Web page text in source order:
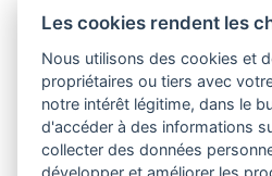
F. 0039 0 499229407
Facebook
Instagram
X
Les cookies rendent les
Nous utilisons des cookies et
propriétaires ou tiers avec
notre intérêt légitime, dans le
d'accéder à des informations
collecter des données
développer et améliorer les